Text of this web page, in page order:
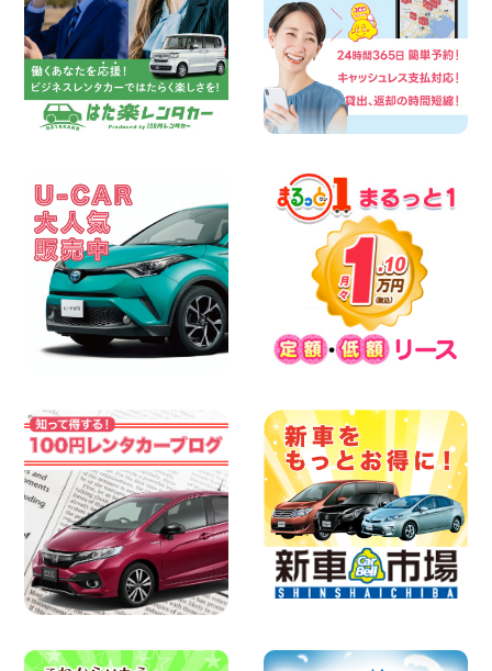
店
100円レンタカー 千葉北
2026年08月09日
夏季休業日についてお知らせ 大阪府 大阪
高石店
100円レンタカー 大阪高石
2026年08月09日
お盆期間中の休業期間のご案内 千葉県 千
100円レンタカー 千葉花見川
2026年08月08日
やっぱりオープンカーは最高!!!ですね 兵
庫県 加古川店
100円レンタカー 加古川
2026年08月08日
格・安!!!夏休みパックのご案内です^^ 東
京都 町田根岸店
「お得」お盆限定特別料金!! 兵庫県 神戸
西区枝吉店
100円レンタカー 神戸西区枝吉
2026年08月08日
お盆シーズン空きあり!!100円レンタカー
兵庫駅前店はミニバンも安い!! 兵庫県 兵
庫駅前店
100円レンタカー 兵庫駅前
2026年08月08日
★WRX 作業紹介★ 三重県 四日市インタ
ー店
2026年08月08日